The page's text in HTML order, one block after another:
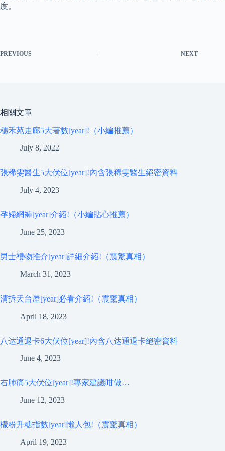
度。
PREVIOUS NEXT
相關文章
穗禾苑走廊5大著數[year]!（小編推薦）
July 8, 2022
張稀雯醫生5大伏位[year]!內含張稀雯醫生絕密資料
July 4, 2023
孕婦網褲[year]介紹!（小編貼心推薦）
June 25, 2023
男士禮物推介[year]詳細介紹!（震驚真相）
March 31, 2023
清拆天台屋[year]必看介紹!（震驚真相）
April 18, 2023
八达通退卡6大伏位[year]!內含八达通退卡絕密資料
June 4, 2023
右肺痛5大伏位[year]!專家建議咁做…
June 12, 2023
檬粉升糖指數[year]懶人包!（震驚真相）
April 19, 2023